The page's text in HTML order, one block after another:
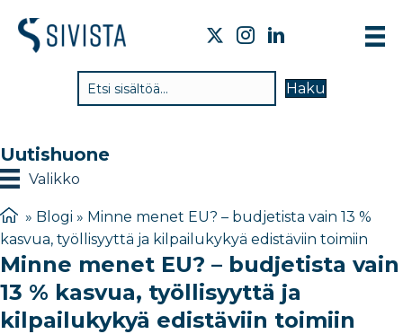
Haku
Uutishuone
Valikko
» Blogi » Minne menet EU? – budjetista vain 13 %
kasvua, työllisyyttä ja kilpailukykyä edistäviin toimiin
Minne menet EU? – budjetista vain
13 % kasvua, työllisyyttä ja
kilpailukykyä edistäviin toimiin